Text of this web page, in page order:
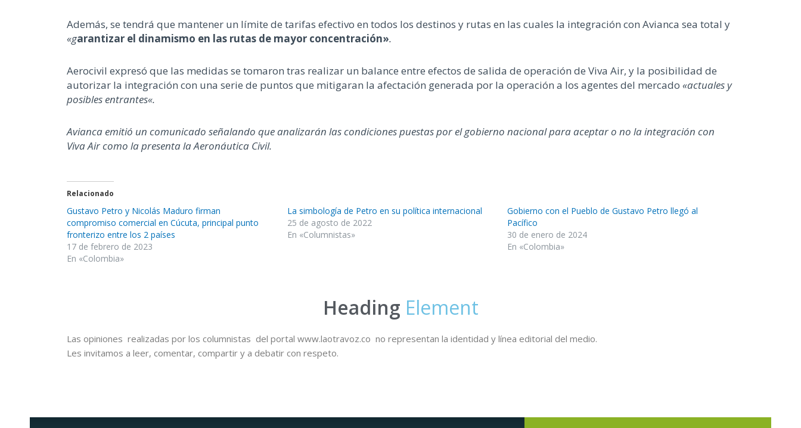
Además, se tendrá que mantener un límite de tarifas efectivo en todos los destinos y rutas en las cuales la integración con Avianca sea total y
«garantizar el dinamismo en las rutas de mayor concentración».
Aerocivil expresó que las medidas se tomaron tras realizar un balance entre efectos de salida de operación de Viva Air, y la posibilidad de
autorizar la integración con una serie de puntos que mitigaran la afectación generada por la operación a los agentes del mercado «actuales y
posibles entrantes«.
Avianca emitió un comunicado señalando que analizarán las condiciones puestas por el gobierno nacional para aceptar o no la integración con
Viva Air como la presenta la Aeronáutica Civil.
Relacionado
Gustavo Petro y Nicolás Maduro firman
compromiso comercial en Cúcuta, principal punto
fronterizo entre los 2 países
17 de febrero de 2023
En «Colombia»
La simbología de Petro en su política internacional
25 de agosto de 2022
En «Columnistas»
Gobierno con el Pueblo de Gustavo Petro llegó al
Pacífico
30 de enero de 2024
En «Colombia»
Heading Element
Las opiniones realizadas por los columnistas del portal www.laotravoz.co no representan la identidad y línea editorial del medio.
Les invitamos a leer, comentar, compartir y a debatir con respeto.